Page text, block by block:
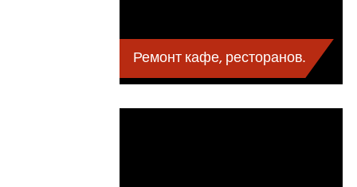
Ремонт кафе, ресторанов.